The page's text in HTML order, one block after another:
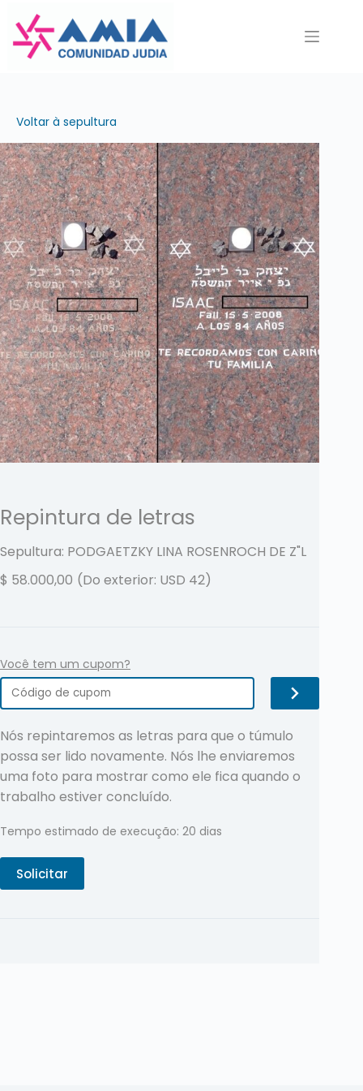
para
Voltar à sepultura
Repintura de letras
Sepultura: PODGAETZKY LINA ROSENROCH DE Z"L
$ 58.000,00 (Do exterior: USD 42)
Você tem um cupom?
Nós repintaremos as letras para que o túmulo
possa ser lido novamente. Nós lhe enviaremos
uma foto para mostrar como ele fica quando o
trabalho estiver concluído.
Tempo estimado de execução: 20 dias
Solicitar